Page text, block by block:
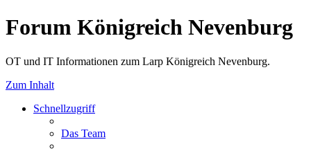
Forum Königreich Nevenburg
OT und IT Informationen zum Larp Königreich Nevenburg.
Zum Inhalt
Schnellzugriff
Das Team